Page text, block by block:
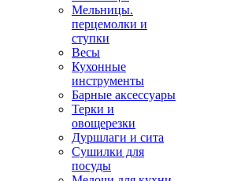
Мельницы.
перцемолки и
ступки
Весы
Кухонные
инструменты
Барные аксессуары
Терки и
овощерезки
Дуршлаги и сита
Сушилки для
посуды